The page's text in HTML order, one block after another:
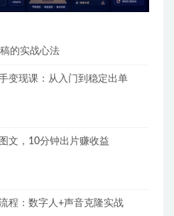
的实战心法
变现课：从入门到稳定出单
文，10分钟出片赚收益
程：数字人+声音克隆实战